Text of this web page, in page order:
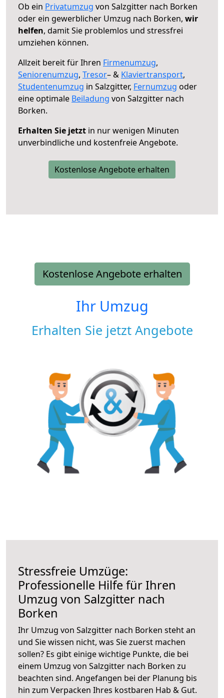
Ob ein Privatumzug von Salzgitter nach Borken
oder ein gewerblicher Umzug nach Borken, wir
helfen, damit Sie problemlos und stressfrei
umziehen können.
Allzeit bereit für Ihren Firmenumzug,
Seniorenumzug, Tresor– & Klaviertransport,
Studentenumzug in Salzgitter, Fernumzug oder
eine optimale Beiladung von Salzgitter nach
Borken.
Erhalten Sie jetzt in nur wenigen Minuten
unverbindliche und kostenfreie Angebote.
Kostenlose Angebote erhalten
Kostenlose Angebote erhalten
Ihr Umzug
Erhalten Sie jetzt Angebote
Stressfreie Umzüge:
Professionelle Hilfe für Ihren
Umzug von Salzgitter nach
Borken
Ihr Umzug von Salzgitter nach Borken steht an
und Sie wissen nicht, was Sie zuerst machen
sollen? Es gibt einige wichtige Punkte, die bei
einem Umzug von Salzgitter nach Borken zu
beachten sind. Angefangen bei der Planung bis
hin zum Verpacken Ihres kostbaren Hab & Gut.